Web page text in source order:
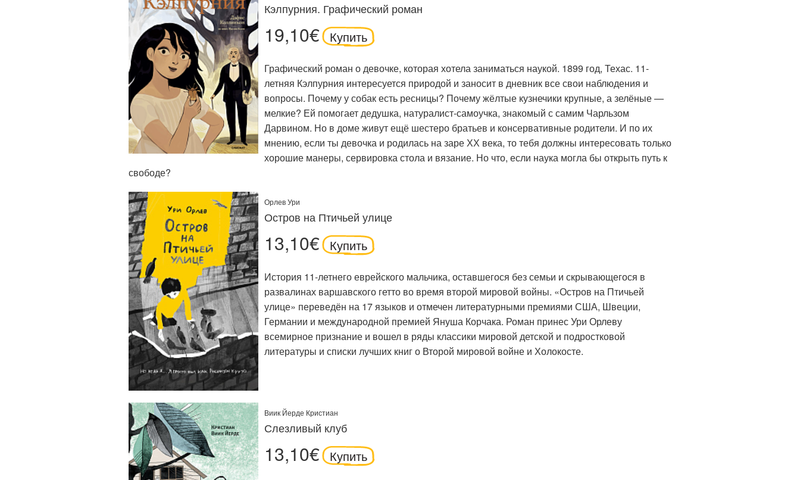
Кэлпурния. Графический роман
19,10€ Купить
Графический роман о девочке, которая хотела заниматься наукой. 1899 год, Техас. 11-
летняя Кэлпурния интересуется природой и заносит в дневник все свои наблюдения и
вопросы. Почему у собак есть ресницы? Почему жёлтые кузнечики крупные, а зелёные —
мелкие? Ей помогает дедушка, натуралист-самоучка, знакомый с самим Чарльзом
Дарвином. Но в доме живут ещё шестеро братьев и консервативные родители. И по их
мнению, если ты девочка и родилась на заре ХХ века, то тебя должны интересовать только
хорошие манеры, сервировка стола и вязание. Но что, если наука могла бы открыть путь к
свободе?
Орлев Ури
Остров на Птичьей улице
13,10€ Купить
История 11-летнего еврейского мальчика, оставшегося без семьи и скрывающегося в
развалинах варшавского гетто во время второй мировой войны. «Остров на Птичьей
улице» переведён на 17 языков и отмечен литературными премиями США, Швеции,
Германии и международной премией Януша Корчака. Роман принес Ури Орлеву
всемирное признание и вошел в ряды классики мировой детской и подростковой
литературы и списки лучших книг о Второй мировой войне и Холокосте.
Виик Йерде Кристиан
Слезливый клуб
13,10€ Купить